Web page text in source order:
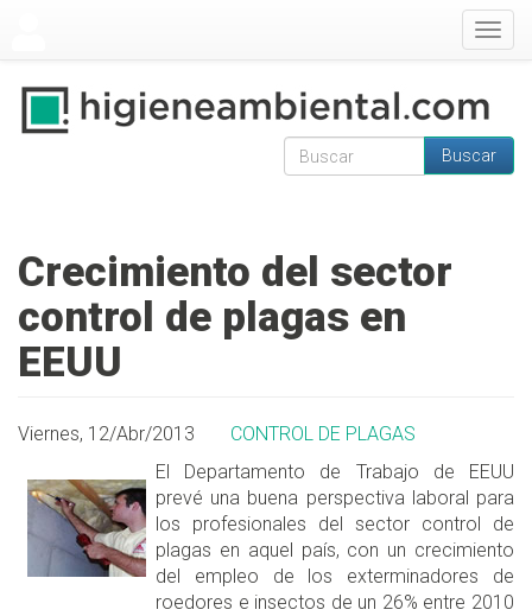
Formulario de
Buscar
Crecimiento del sector
control de plagas en
EEUU
Viernes, 12/Abr/2013
CONTROL DE PLAGAS
El Departamento de Trabajo de EEUU
prevé una buena perspectiva laboral para
los profesionales del sector control de
plagas en aquel país, con un crecimiento
del empleo de los exterminadores de
roedores e insectos de un 26% entre 2010